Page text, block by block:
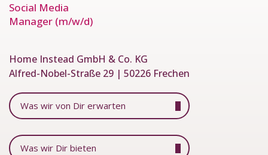
Social Media
Manager (m/w/d)
Home Instead GmbH & Co. KG
Alfred-Nobel-Straße 29 | 50226 Frechen
Was wir von Dir erwarten
Was wir Dir bieten